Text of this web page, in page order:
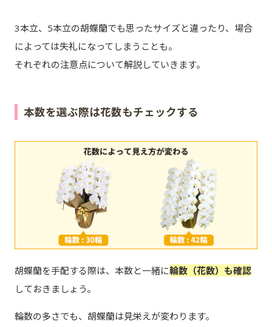
3本立、5本立の胡蝶蘭でも思ったサイズと違ったり、場合
によっては失礼になってしまうことも。
それぞれの注意点について解説していきます。
本数を選ぶ際は花数もチェックする
胡蝶蘭を手配する際は、本数と一緒に輪数（花数）も確認
しておきましょう。
輪数の多さでも、胡蝶蘭は見栄えが変わります。